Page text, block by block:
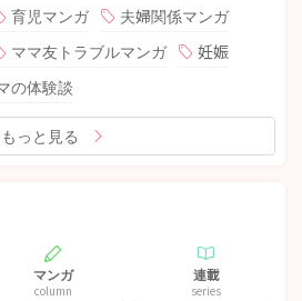
育児マンガ
夫婦関係マンガ
ママ友トラブルマンガ
妊娠
の体験談
もっと見る
マンガ
column
連載
series